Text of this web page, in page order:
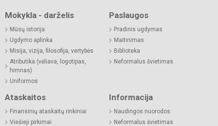
Mokykla - darželis
Mūsų istorija
Ugdymo aplinka
Misija, vizija, filosofija, vertybės
Atributika (vėliava, logotipas,
himnas)
Uniformos
Paslaugos
Pradinis ugdymas
Maitinimas
Biblioteka
Neformalus švietimas
Ataskaitos
Finansinių ataskaitų rinkiniai
Viešieji pirkimai
Informacija
Naudingos nuorodos
Neformalus švietimas